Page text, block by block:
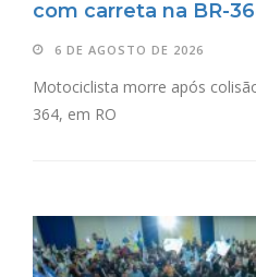
com carreta na BR-
6 DE AGOSTO DE 2026
Motociclista morre após
364, em RO